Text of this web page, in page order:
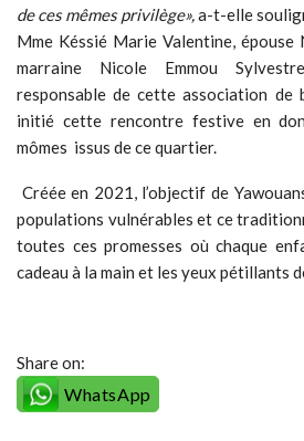
de ces mêmes privilège»,a-t-elle
Mme Késsié Marie Valentine, épouse
marraine Nicole Emmou
responsable de cette association de
initié cette rencontre festive en
mômes issus de ce quartier.
Créée en 2021, l’objectif de
populations vulnérables et ce
toutes ces promesses où chaque
cadeau à la main et les yeux pétillants
Share on:
WhatsApp